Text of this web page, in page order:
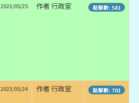
2023/05/25 作者 行政室 點擊數: 581
2023/05/24 作者 行政室 點擊數: 701